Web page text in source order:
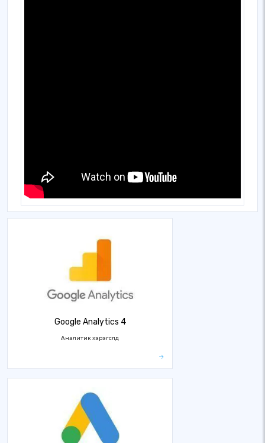
Google Analytics 4
Аналитик хэрэгслүүд